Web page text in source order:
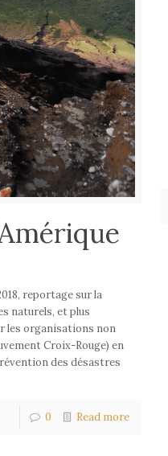
reportage sur la
naturels, et plus
les organisations non
Croix-Rouge) en
des désastres
0 Read more